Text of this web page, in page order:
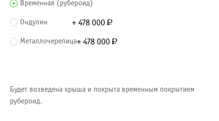
Временная (рубероид)
Ондулин + 478 000 Р
Металлочерепица+ 478 000 Р
Будет возведена крыша и покрыта временным покрытием
рубероид.